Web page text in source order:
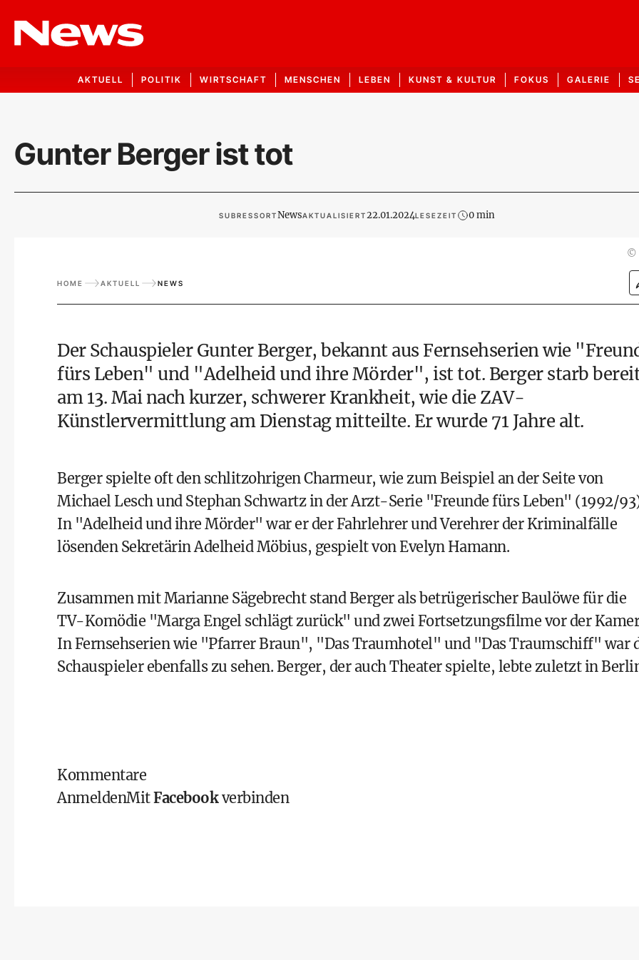
AKTUELL POLITIK WIRTSCHAFT MENSCHEN LEBEN KUNST & KULTUR FOKUS GALERIE
Gunter Berger ist tot
SUBRESSORTNewsAKTUALISIERT22.01.2024LESEZEIT 0 min
©
HOME AKTUELL NEWS
Der Schauspieler Gunter Berger, bekannt aus Fernsehserien wie
fürs Leben" und "Adelheid und ihre Mörder", ist tot. Berger starb
am 13. Mai nach kurzer, schwerer Krankheit, wie die ZAV-
Künstlervermittlung am Dienstag mitteilte. Er wurde 71 Jahre alt.
Berger spielte oft den schlitzohrigen Charmeur, wie zum Beispiel an der Seite von
Michael Lesch und Stephan Schwartz in der Arzt-Serie "Freunde fürs Leben" (1992/
In "Adelheid und ihre Mörder" war er der Fahrlehrer und Verehrer der Kriminalfälle
lösenden Sekretärin Adelheid Möbius, gespielt von Evelyn Hamann.
Zusammen mit Marianne Sägebrecht stand Berger als betrügerischer Baulöwe für die
TV-Komödie "Marga Engel schlägt zurück" und zwei Fortsetzungsfilme vor der
In Fernsehserien wie "Pfarrer Braun", "Das Traumhotel" und "Das Traumschiff" war
Schauspieler ebenfalls zu sehen. Berger, der auch Theater spielte, lebte zuletzt in
Kommentare
AnmeldenMitFacebookverbinden